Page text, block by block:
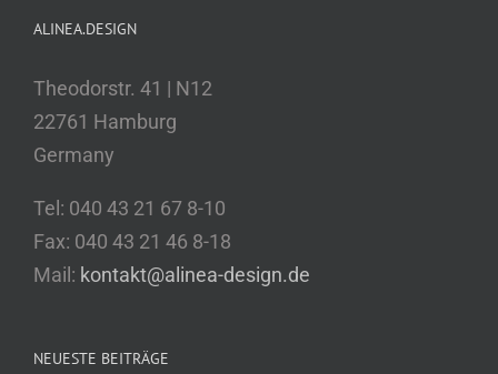
ALINEA.DESIGN
Theodorstr. 41 | N12
22761 Hamburg
Germany
Tel: 040 43 21 67 8-10
Fax: 040 43 21 46 8-18
Mail: kontakt@alinea-design.de
NEUESTE BEITRÄGE